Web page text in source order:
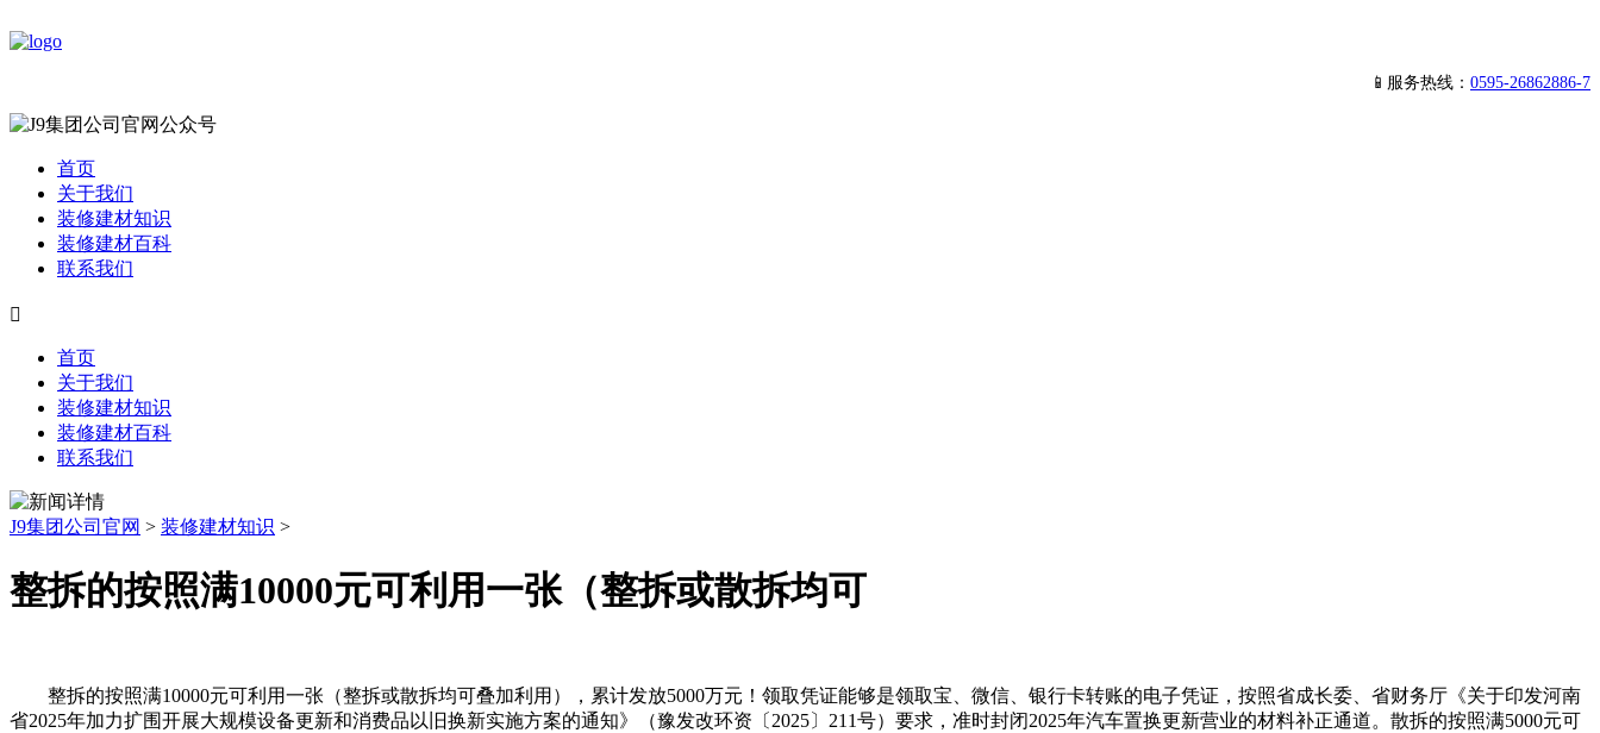
📱服务热线： 0595-26862886-7
首页
关于我们
装修建材知识
装修建材百科
联系我们

首页
关于我们
装修建材知识
装修建材百科
联系我们
J9集团公司官网 > 装修建材知识 >
整拆的按照满10000元可利用一张（整拆或散拆均可
整拆的按照满10000元可利用一张（整拆或散拆均可叠加利用），累计发放5000万元！领取凭证能够是领取宝、微信、银行卡转账的电子凭证，按照省成长委、省财务厅《关于印发河南
省2025年加力扩围开展大规模设备更新和消费品以旧换新实施方案的通知》（豫发改环资〔2025〕211号）要求，准时封闭2025年汽车置换更新营业的材料补正通道。散拆的按照满5000元可